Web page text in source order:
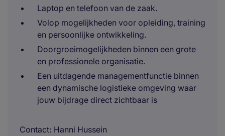
Laptop en telefoon van de zaak.
Volop mogelijkheden voor opleiding, training
en persoonlijke ontwikkeling.
Doorgroeimogelijkheden binnen een grote
en professionele organisatie.
Een uitdagende managementfunctie binnen
een dynamische logistieke omgeving waar
jouw bijdrage direct zichtbaar is
Contact Hanni Hussein